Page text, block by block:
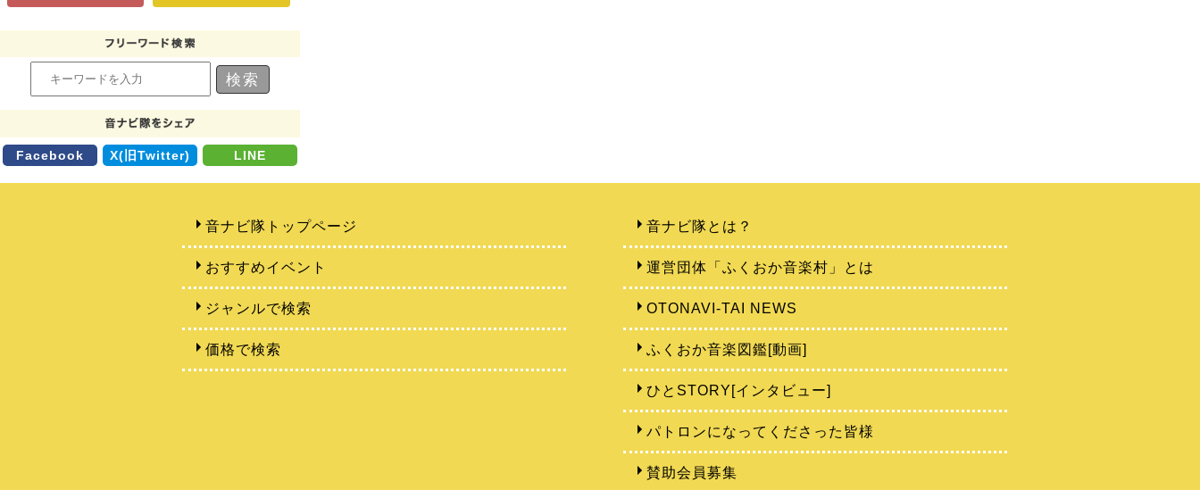
Facebook X(旧Twitter) LINE
音ナビ隊トップページ
おすすめイベント
ジャンルで検索
価格で検索
音ナビ隊とは？
運営団体「ふくおか音楽村」とは
OTONAVI-TAI NEWS
ふくおか音楽図鑑[動画]
ひとSTORY[インタビュー]
パトロンになってくださった皆様
賛助会員募集